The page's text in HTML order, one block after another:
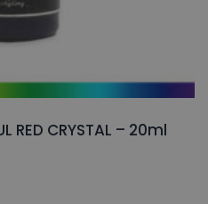
RED CRYSTAL – 20ml